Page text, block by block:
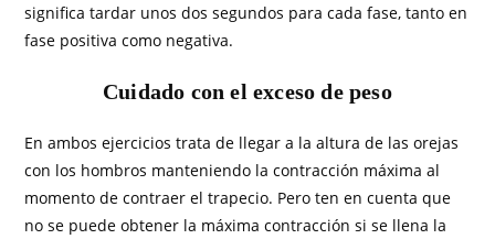
significa tardar unos dos segundos para cada fase, tanto en
fase positiva como negativa.
Cuidado con el exceso de peso
En ambos ejercicios trata de llegar a la altura de las orejas
con los hombros manteniendo la contracción máxima al
momento de contraer el trapecio. Pero ten en cuenta que
no se puede obtener la máxima contracción si se llena la